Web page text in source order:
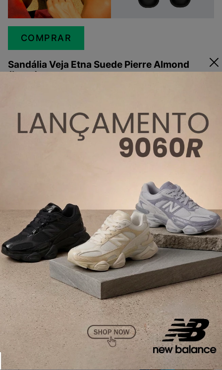
COMPRAR
Sandália Veja Etna Suede Pierre Almond
(bege)
roupa, garantindo um visual clean e contemporâneo.
Perfeito para quem quer uma opção mais neutra para
o dia a dia.
COMPRAR
Sandália Veja Etna Leather Full Black (preto)
A cor preta, clássica e versátil, é fácil de combinar
com diversas peças do seu guarda-roupa, garantindo
um visual clean e contemporâneo. Um pretinho básico
nunca é demais.